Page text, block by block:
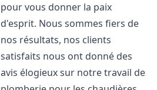
pour vous donner la paix
d'esprit. Nous sommes fiers de
nos résultats, nos clients
satisfaits nous ont donné des
avis élogieux sur notre travail de